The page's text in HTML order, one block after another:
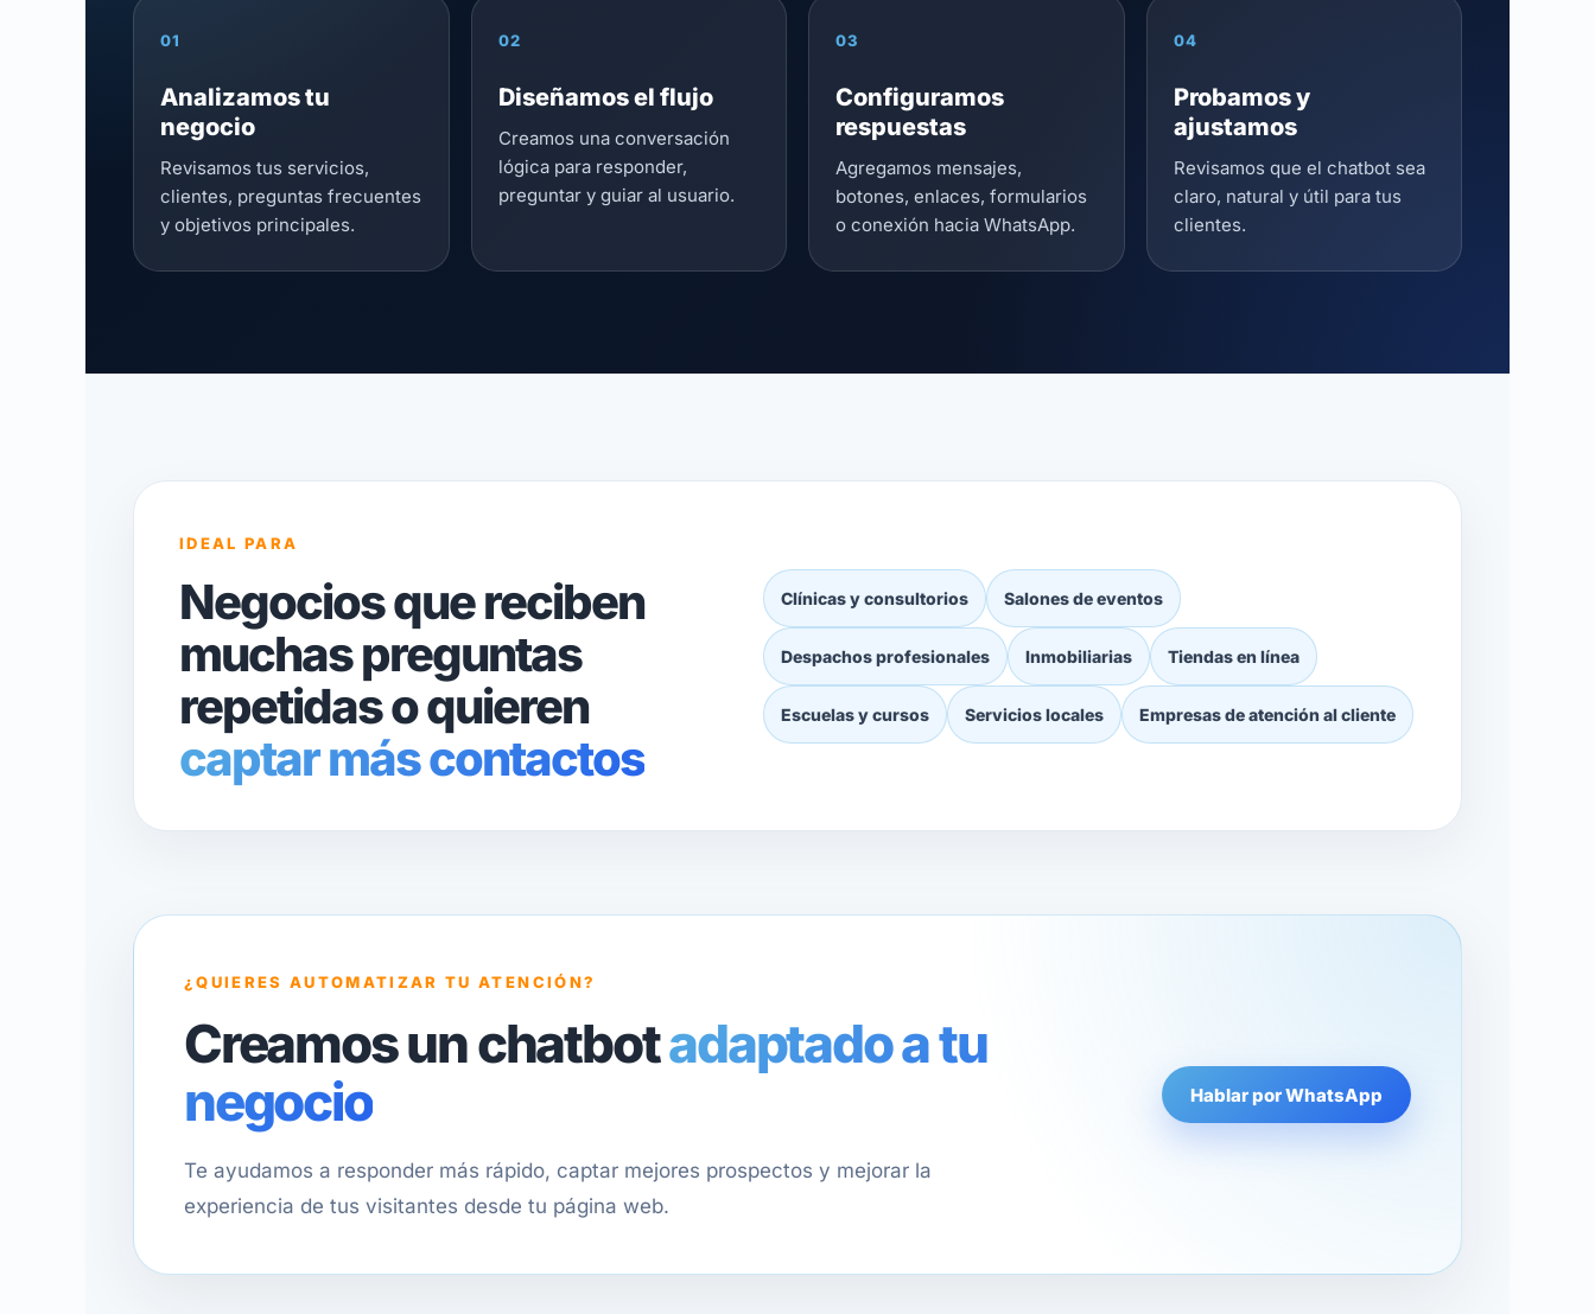
01
Analizamos tu
negocio
Revisamos tus servicios,
clientes, preguntas frecuentes
y objetivos principales.
02
Diseñamos el flujo
Creamos una conversación
lógica para responder,
preguntar y guiar al usuario.
03
Configuramos
respuestas
Agregamos mensajes,
botones, enlaces, formularios
o conexión hacia WhatsApp.
04
Probamos y
ajustamos
Revisamos que el chatbot sea
claro, natural y útil para tus
clientes.
IDEAL PARA
Negocios que reciben
muchas preguntas
repetidas o quieren
captar más contactos
Clínicas y consultorios Salones de eventos
Despachos profesionales Inmobiliarias Tiendas en línea
Escuelas y cursos Servicios locales Empresas de atención al cliente
¿QUIERES AUTOMATIZAR TU ATENCIÓN?
Creamos un chatbotadaptado a tu
negocio
Te ayudamos a responder más rápido, captar mejores prospectos y mejorar la
experiencia de tus visitantes desde tu página web.
Hablar por WhatsApp